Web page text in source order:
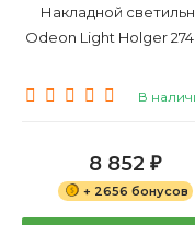
Накладной
Odeon Light Holger
В
8 852 ₽
+ 2656 бонусов